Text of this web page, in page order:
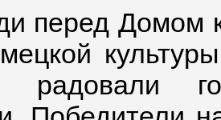
перед Домом
радовали